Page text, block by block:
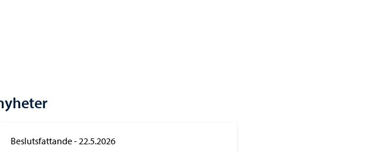
Beslutsfattande-22.5.2026